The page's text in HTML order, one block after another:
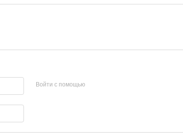
Войти с помощью